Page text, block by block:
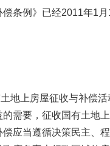
偿条例》已经2011年1
地上房屋征收与补偿
需要，征收国有土地
应当遵循决策民主、